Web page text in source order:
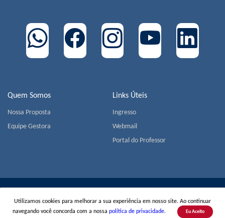
Quem Somos
Nossa Proposta
Equipe Gestora
Links Úteis
Ingresso
Webmail
Portal do Professor
905 - Morumbi - CEP 05618-001 - São Paulo | Tel.:+55(11)
3779-1800
Utilizamos cookies para melhorar a sua experiência em nosso site. Ao continuar
navegando você concorda com a nossa política de privacidade. Eu Aceito